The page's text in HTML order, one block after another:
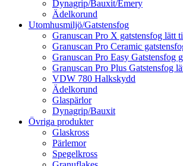
Dynagrip/Bauxit/Emery
Ädelkorund
Utomhusmiljö/Gatstensfog
Granuscan Pro X gatstensfog lätt
Granuscan Pro Ceramic
Granuscan Pro Easy Gatstensfog
Granuscan Pro Plus Gatstensfog
VDW 780 Halkskydd
Ädelkorund
Glaspärlor
Dynagrip/Bauxit
Övriga produkter
Glaskross
Pärlemor
Spegelkross